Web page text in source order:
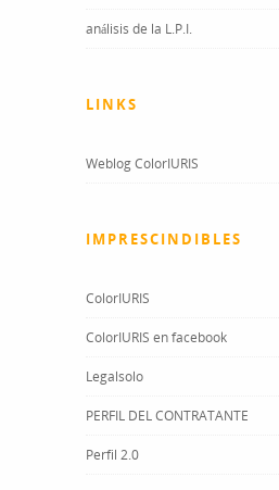
análisis de la L.P.I.
LINKS
Weblog ColorIURIS
IMPRESCINDIBLES
ColorIURIS
ColorIURIS en facebook
Legalsolo
PERFIL DEL CONTRATANTE
Perfil 2.0